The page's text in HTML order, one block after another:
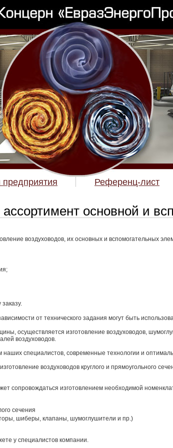
Референц-лист
основной и
воздуховодов, их основных и вспомогательных
от технического задания могут быть
осуществляется изготовление воздуховодов,
воздуховодов.
специалистов, современные технологии и
воздуховодов круглого и прямоугольного
сопровождаться изготовлением необходимой
сечения
шиберы, клапаны, шумоглушители и пр.)
у специалистов компании.